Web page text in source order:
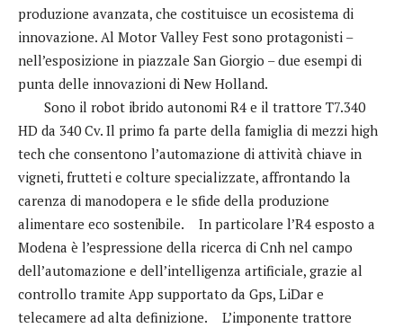
produzione avanzata, che costituisce un ecosistema di
innovazione. Al Motor Valley Fest sono protagonisti –
nell’esposizione in piazzale San Giorgio – due esempi di
punta delle innovazioni di New Holland.
Sono il robot ibrido autonomi R4 e il trattore T7.340
HD da 340 Cv. Il primo fa parte della famiglia di mezzi high
tech che consentono l’automazione di attività chiave in
vigneti, frutteti e colture specializzate, affrontando la
carenza di manodopera e le sfide della produzione
alimentare eco sostenibile. In particolare l’R4 esposto a
Modena è l’espressione della ricerca di Cnh nel campo
dell’automazione e dell’intelligenza artificiale, grazie al
controllo tramite App supportato da Gps, LiDar e
telecamere ad alta definizione. L’imponente trattore